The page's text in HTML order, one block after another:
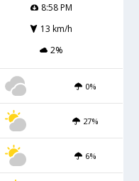
8:58 PM
13 km/h
2%
0%
27%
6%